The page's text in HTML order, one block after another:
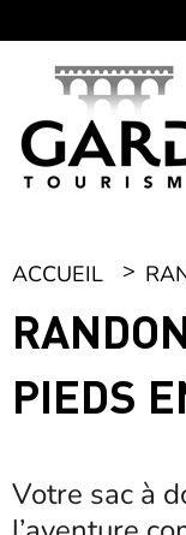
ACCUEIL
PIEDS
Votre sac à